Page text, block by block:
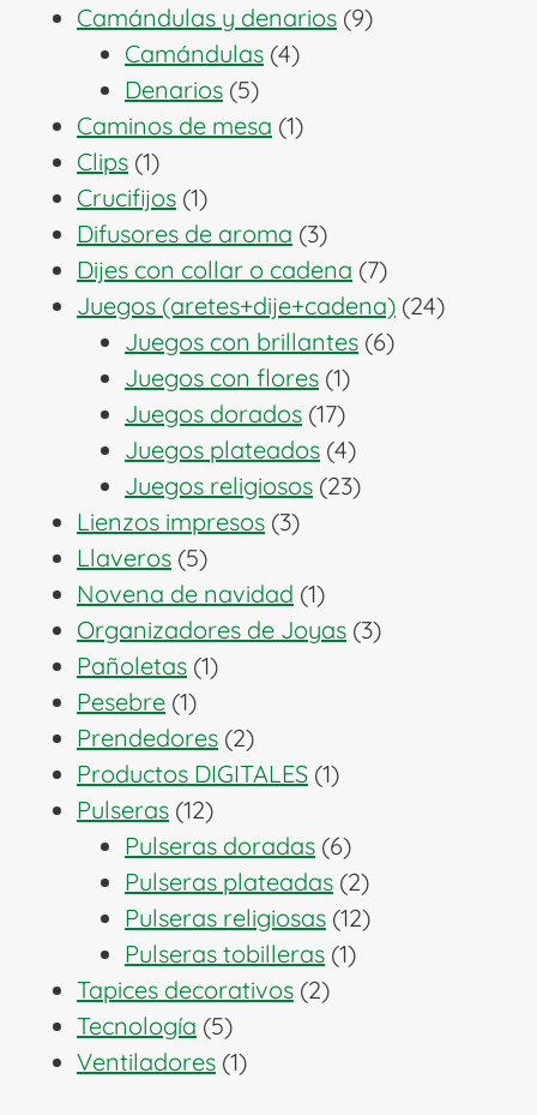
producto
Camándulas y denarios 99
Camándulas 44
Denarios 55
productos
Caminos de mesa 11
Clips 11
producto
Crucifijos 11
producto
Difusores de aroma 33
productos
Dijes con collar o cadena 77
productos
Juegos (aretes+dije+cadena) 2424
Juegos con brillantes 66
Juegos con flores 11
producto
Juegos dorados 1717
productos
Juegos plateados 44
productos
Juegos religiosos 2323
Lienzos impresos 33
Llaveros 55
productos
Novena de navidad 11
producto
Organizadores de Joyas 33
Pañoletas 11
Pesebre 11
producto
Prendedores 22
productos
Productos DIGITALES 11
Pulseras 1212
productos
Pulseras doradas 66
productos
Pulseras plateadas 22
productos
Pulseras religiosas 1212
Pulseras tobilleras 11
Tapices decorativos 22
Tecnología 55
productos
Ventiladores 11